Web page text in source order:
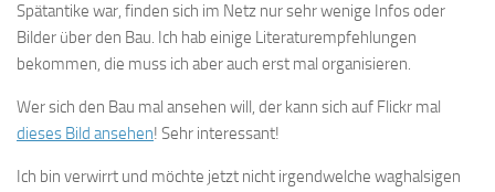
Spätantike war, finden sich im Netz nur sehr wenige Infos oder
Bilder über den Bau. Ich hab einige Literaturempfehlungen
bekommen, die muss ich aber auch erst mal organisieren.
Wer sich den Bau mal ansehen will, der kann sich auf Flickr mal
dieses Bild ansehen! Sehr interessant!
Ich bin verwirrt und möchte jetzt nicht irgendwelche waghalsigen